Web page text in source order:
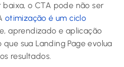
o CTA pode não ser
otimização é um ciclo
aprendizado e aplicação
sua Landing Page evolua
resultados.